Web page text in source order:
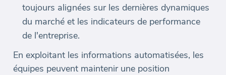
toujours alignées sur les dernières dynamiques
du marché et les indicateurs de performance
de l'entreprise.
En exploitant les informations automatisées, les
équipes peuvent maintenir une position